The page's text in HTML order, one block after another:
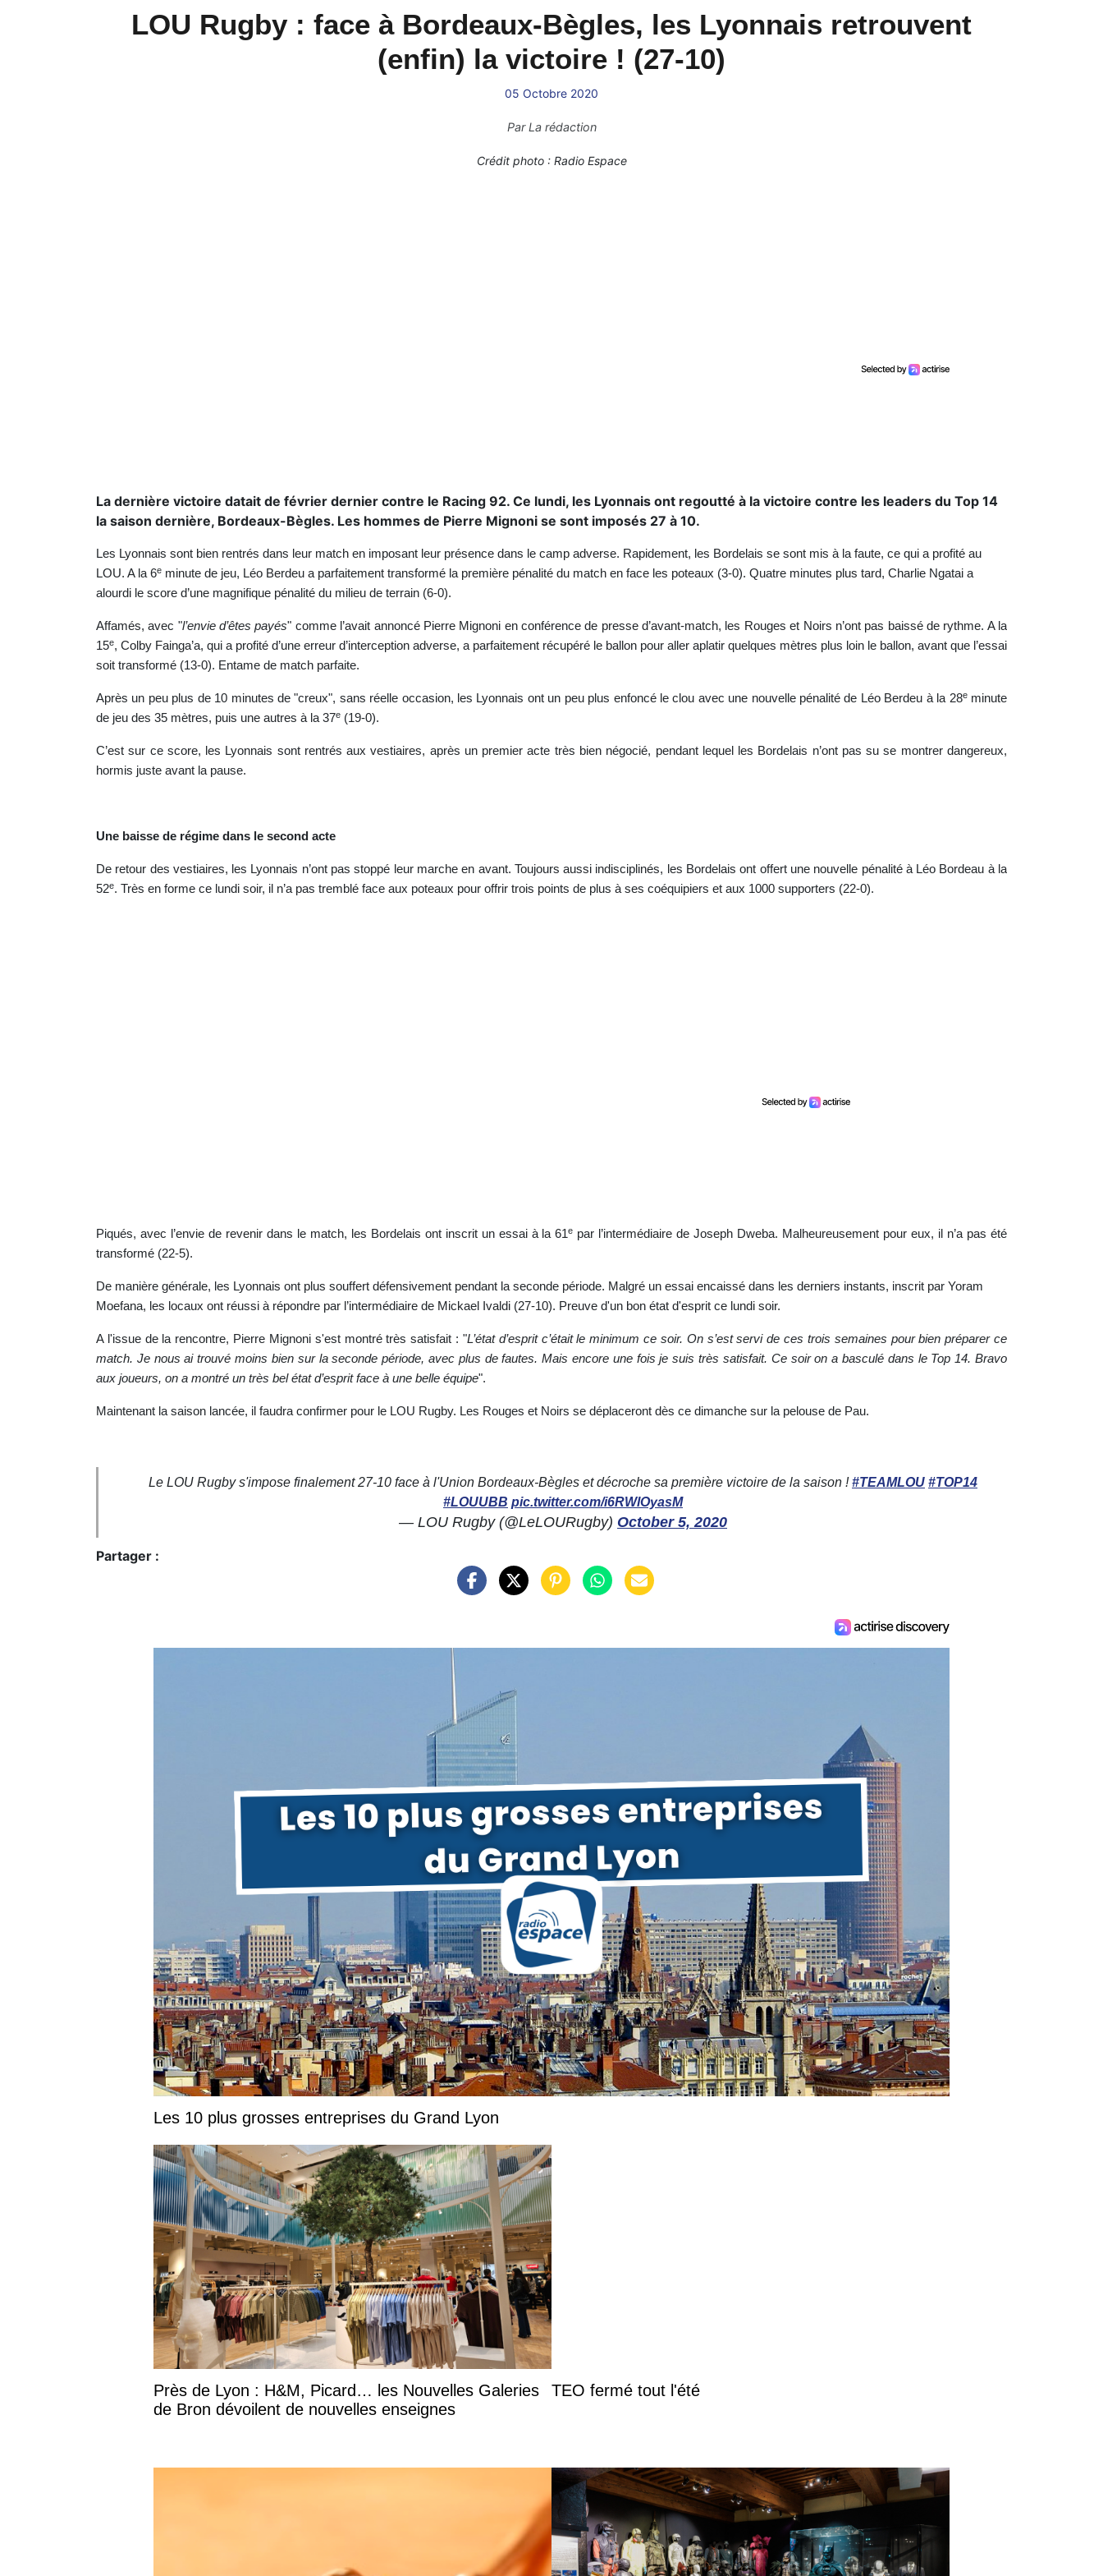
LOU Rugby : face à Bordeaux-Bègles, les Lyonnais retrouvent
(enfin) la victoire ! (27-10)
05 Octobre 2020
ParLa rédaction
Crédit photo : Radio Espace
La dernière victoire datait de février dernier contre le Racing 92. Ce lundi, les Lyonnais ont regoutté à la victoire contre les leaders du Top 14
la saison dernière, Bordeaux-Bègles. Les hommes de Pierre Mignoni se sont imposés 27 à 10.
Les Lyonnais sont bien rentrés dans leur match en imposant leur présence dans le camp adverse. Rapidement, les Bordelais se sont mis à la faute, ce qui a profité au
LOU. A la 6e minute de jeu, Léo Berdeu a parfaitement transformé la première pénalité du match en face les poteaux (3-0). Quatre minutes plus tard, Charlie Ngatai a
alourdi le score d’une magnifique pénalité du milieu de terrain (6-0).
Affamés, avec "l’envie d’êtes payés" comme l’avait annoncé Pierre Mignoni en conférence de presse d’avant-match, les Rouges et Noirs n’ont pas baissé de rythme. A la
15e, Colby Fainga’a, qui a profité d’une erreur d’interception adverse, a parfaitement récupéré le ballon pour aller aplatir quelques mètres plus loin le ballon, avant que l’essai
soit transformé (13-0). Entame de match parfaite.
Après un peu plus de 10 minutes de "creux", sans réelle occasion, les Lyonnais ont un peu plus enfoncé le clou avec une nouvelle pénalité de Léo Berdeu à la 28eminute
de jeu des 35 mètres, puis une autres à la 37e (19-0).
C’est sur ce score, les Lyonnais sont rentrés aux vestiaires, après un premier acte très bien négocié, pendant lequel les Bordelais n’ont pas su se montrer dangereux,
hormis juste avant la pause.
Une baisse de régime dans le second acte
De retour des vestiaires, les Lyonnais n’ont pas stoppé leur marche en avant. Toujours aussi indisciplinés, les Bordelais ont offert une nouvelle pénalité à Léo Bordeau à la
52e. Très en forme ce lundi soir, il n’a pas tremblé face aux poteaux pour offrir trois points de plus à ses coéquipiers et aux 1000 supporters (22-0).
Piqués, avec l’envie de revenir dans le match, les Bordelais ont inscrit un essai à la 61e par l’intermédiaire de Joseph Dweba. Malheureusement pour eux, il n’a pas été
transformé (22-5).
De manière générale, les Lyonnais ont plus souffert défensivement pendant la seconde période. Malgré un essai encaissé dans les derniers instants, inscrit par Yoram
Moefana, les locaux ont réussi à répondre par l’intermédiaire de Mickael Ivaldi (27-10). Preuve d'un bon état d'esprit ce lundi soir.
A l'issue de la rencontre, Pierre Mignoni s'est montré très satisfait : "L’état d’esprit c’était le minimum ce soir. On s’est servi de ces trois semaines pour bien préparer ce
match. Je nous ai trouvé moins bien sur la seconde période, avec plus de fautes. Mais encore une fois je suis très satisfait. Ce soir on a basculé dans le Top 14. Bravo
aux joueurs, on a montré un très bel état d’esprit face à une belle équipe".
Maintenant la saison lancée, il faudra confirmer pour le LOU Rugby. Les Rouges et Noirs se déplaceront dès ce dimanche sur la pelouse de Pau.
Le LOU Rugby s'impose finalement 27-10 face à l'Union Bordeaux-Bègles et décroche sa première victoire de la saison !#TEAMLOU #TOP14
#LOUUBB pic.twitter.com/i6RWlOyasM
— LOU Rugby (@LeLOURugby) October 5, 2020
Partager :
Les 10 plus grosses entreprises du Grand Lyon
Près de Lyon : H&M, Picard… les Nouvelles Galeries
de Bron dévoilent de nouvelles enseignes
TEO fermé tout l'été